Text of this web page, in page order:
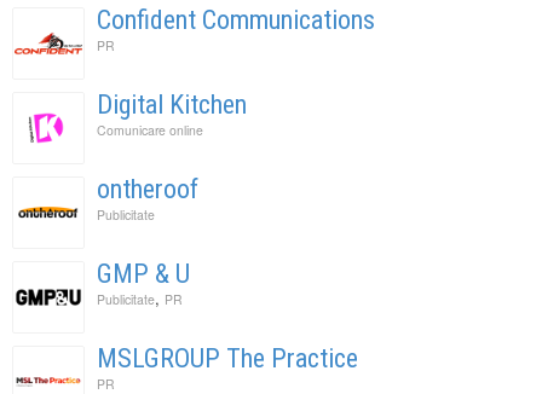
Confident Communications
PR
Digital Kitchen
Comunicare online
ontheroof
Publicitate
GMP & U
Publicitate, PR
MSLGROUP The Practice
PR